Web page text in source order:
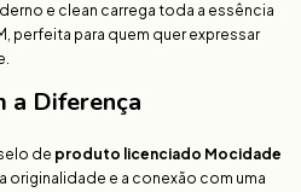
e clean carrega toda a essência
perfeita para quem quer expressar
a Diferença
de produto licenciado Mocidade
originalidade e a conexão com uma